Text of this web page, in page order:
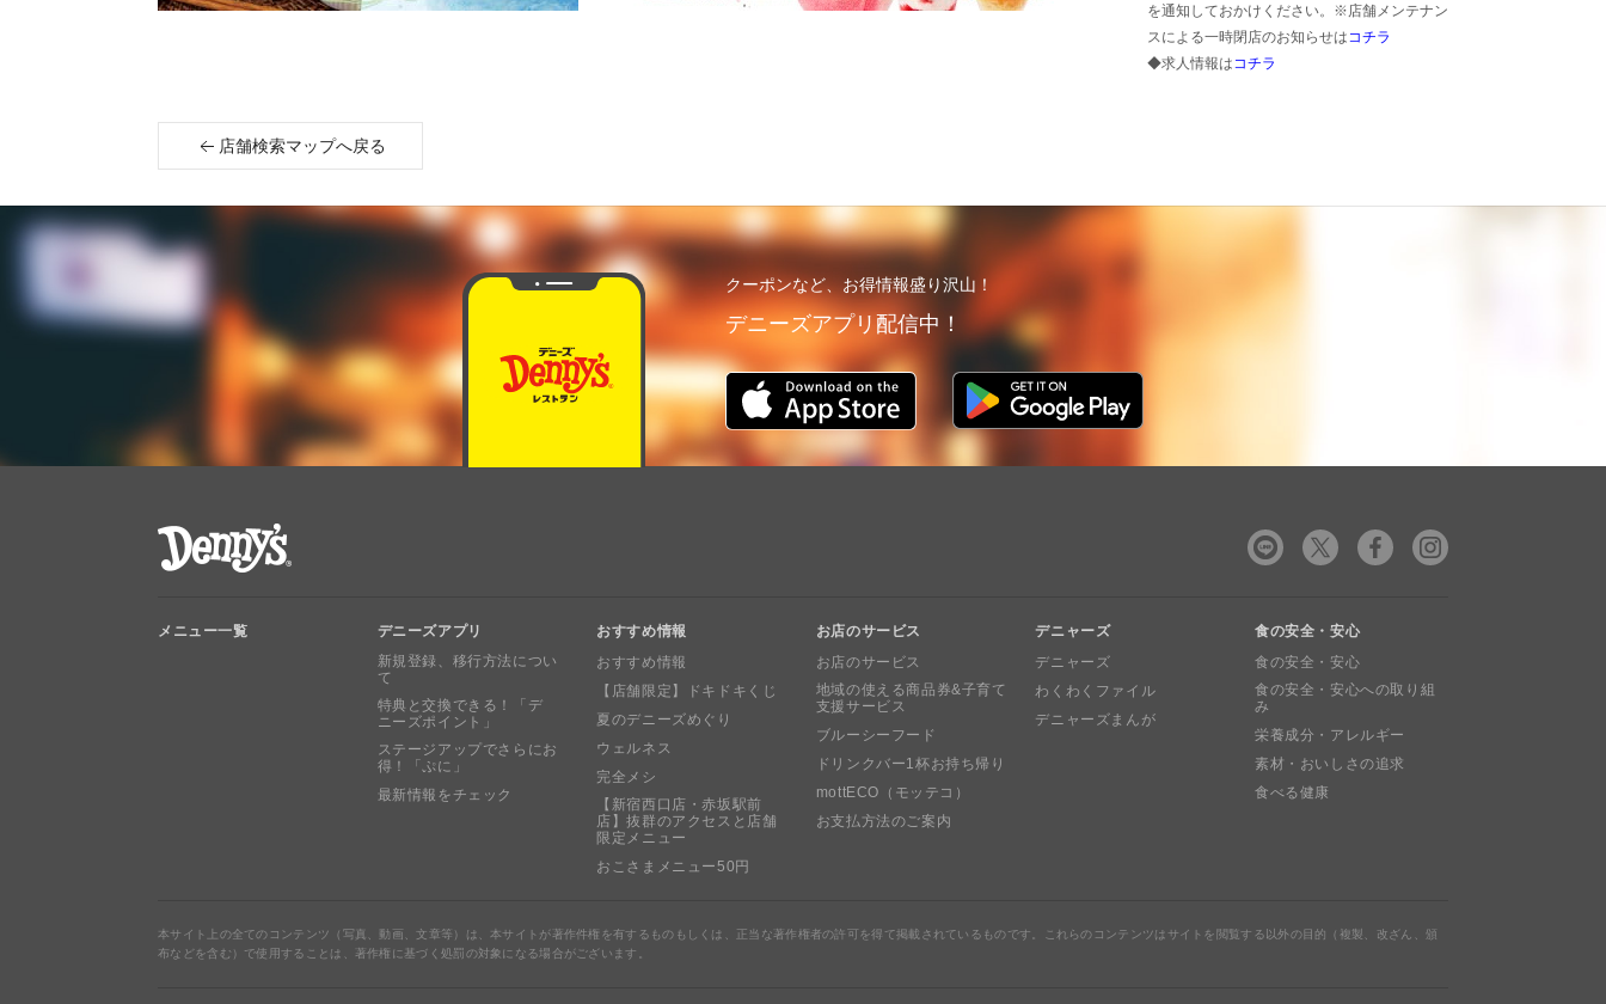
を通知しておかけください。※店舗メンテナン
スによる一時閉店のお知らせはコチラ
◆求人情報はコチラ
店舗検索マップへ戻る
クーポンなど、お得情報盛り沢山！
デニーズアプリ配信中！
メニュー一覧
デニーズアプリ
新規登録、移行方法につい
て
特典と交換できる！「デ
ニーズポイント」
ステージアップでさらにお
得！「ぷに」
最新情報をチェック
おすすめ情報
おすすめ情報
【店舗限定】ドキドキくじ
夏のデニーズめぐり
ウェルネス
完全メシ
【新宿西口店・赤坂駅前
店】抜群のアクセスと店舗
限定メニュー
おこさまメニュー50円
お店のサービス
お店のサービス
地域の使える商品券&子育て
支援サービス
ブルーシーフード
ドリンクバー1杯お持ち帰り
mottECO（モッテコ）
お支払方法のご案内
デニャーズ
デニャーズ
わくわくファイル
デニャーズまんが
食の安全・安心
食の安全・安心
食の安全・安心への取り組
み
栄養成分・アレルギー
素材・おいしさの追求
食べる健康
本サイト上の全てのコンテンツ（写真、動画、文章等）は、本サイトが著作件権を有するものもしくは、正当な著作権者の許可を得て掲載されているものです。これらのコンテンツはサイトを閲覧する以外の目的（複製、改ざん、頒
布などを含む）で使用することは、著作権に基づく処罰の対象になる場合がございます。